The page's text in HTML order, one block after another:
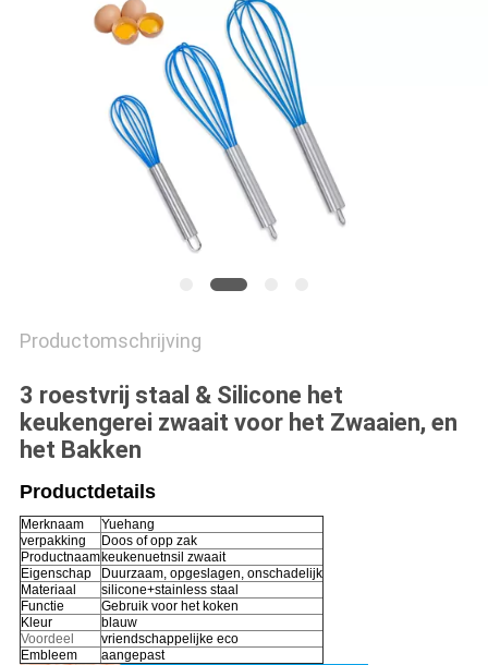
Productomschrijving
3 roestvrij staal & Silicone het
keukengerei zwaait voor het Zwaaien, en
het Bakken
Productdetails
Merknaam
Yuehang
verpakking
Doos of opp zak
Productnaamkeukenuetnsil zwaait
Eigenschap
Duurzaam, opgeslagen, onschadelijk
Materiaal
silicone+stainless staal
Functie
Gebruik voor het koken
Kleur
blauw
Voordeel
vriendschappelijke eco
Embleem
aangepast